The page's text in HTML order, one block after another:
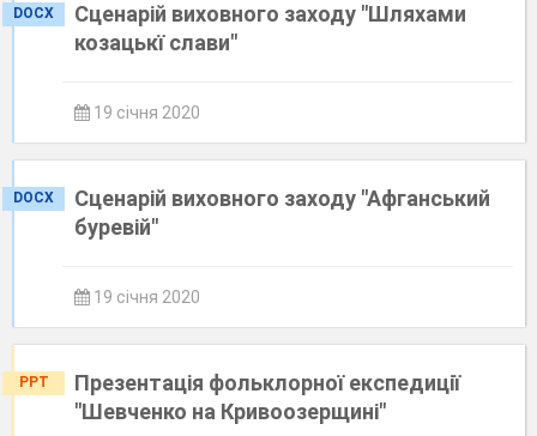
DOCX
Сценарій виховного заходу "Шляхами
козацькї слави"
19 січня 2020
DOCX
Сценарій виховного заходу "Афганський
буревій"
19 січня 2020
PPT
Презентація фольклорної експедиції
"Шевченко на Кривоозерщині"